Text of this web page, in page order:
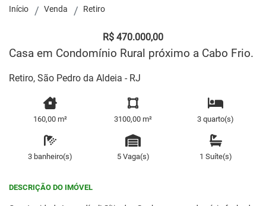
Início Venda Retiro
R$ 470.000,00
Casa em Condomínio Rural próximo a Cabo Frio.
Retiro, São Pedro da Aldeia - RJ
160,00 m² 3100,00 m² 3 quarto(s)
3 banheiro(s) 5 Vaga(s) 1 Suíte(s)
DESCRIÇÃO DO IMÓVEL